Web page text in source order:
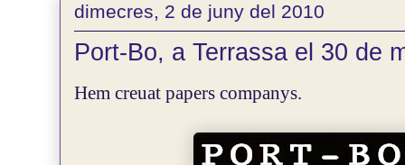
dimecres, 2 de juny del 2010
Port-Bo, a Terrassa el 30 de
Hem creuat papers companys.